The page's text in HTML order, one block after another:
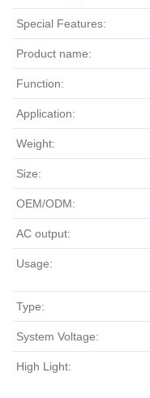
Special Features:
Product name:
Function:
Application:
Weight:
Size:
OEM/ODM:
AC output:
Usage:
Type:
System Voltage:
High Light: